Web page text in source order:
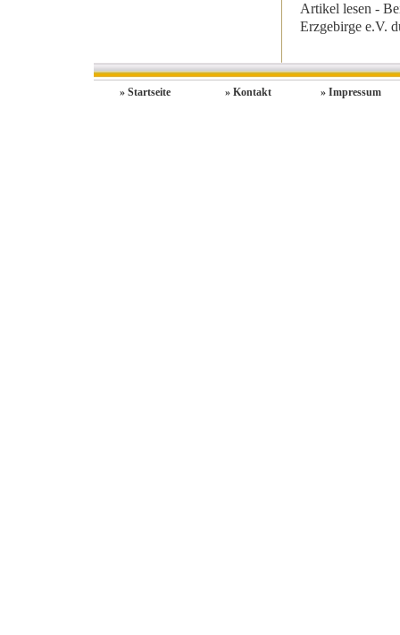
Artikel lesen -
Erzgebirge e.V.
» Startseite » Kontakt » Impressum